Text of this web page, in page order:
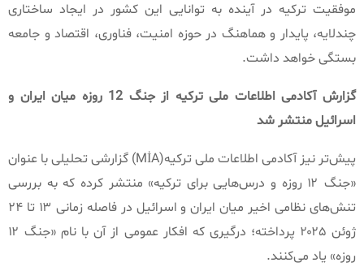
موفقیت ترکیه در آینده به توانایی این کشور در ایجاد ساختاری
چندلایه، پایدار و هماهنگ در حوزه امنیت، فناوری، اقتصاد و جامعه
بستگی خواهد داشت.
گزارش آکادمی اطلاعات ملی ترکیه از جنگ روزه میان ایران و
اسرائیلمنتشرشد
پیش‌تر نیز آکادمی اطلاعات ملی ترکیه‌(MİA)
گزارشی تحلیلی با عنوان
«جنگ ۱۲ روزه و درس‌هایی برای ترکیه » منتشر کرده که به بررسی
تنش‌های نظامی اخیر میان ایران و اسرائیل در فاصله زمانی ۱۳ تا ۲۴
ژوئن ۲۰۲۵ پرداخته؛ درگیری که افکار عمومی از آن با نام
«
جنگ ۱۲
روزه» یاد می‌کنند.